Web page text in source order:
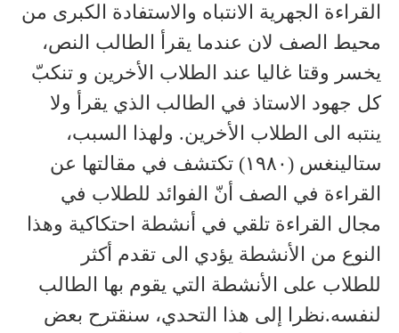
القراءة الجهرية الانتباه والاستفادة الكبرى من
محيط الصف لان عندما يقرأ الطالب النص،
يخسر وقتا غاليا عند الطلاب الأخرين و تنكبّ
كل جهود الاستاذ في الطالب الذي يقرأ ولا
ينتبه الى الطلاب الأخرين. ولهذا السبب،
ستالينغس (١٩٨٠) تكتشف في مقالتها عن
القراءة في الصف أنّ الفوائد للطلاب في
مجال القراءة تلقي في أنشطة احتكاكية وهذا
النوع من الأنشطة يؤدي الى تقدم أكثر
للطلاب على الأنشطة التي يقوم بها الطالب
لنفسه.نظرا إلى هذا التحدي، سنقترح بعض